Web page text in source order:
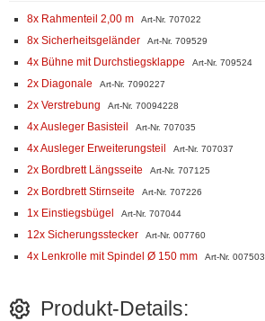
8x Rahmenteil 2,00 m Art-Nr. 707022
8x Sicherheitsgeländer Art-Nr. 709529
4x Bühne mit Durchstiegsklappe Art-Nr. 709524
2x Diagonale Art-Nr. 7090227
2x Verstrebung Art-Nr. 70094228
4x Ausleger Basisteil Art-Nr. 707035
4x Ausleger Erweiterungsteil Art-Nr. 707037
2x Bordbrett Längsseite Art-Nr. 707125
2x Bordbrett Stirnseite Art-Nr. 707226
1x Einstiegsbügel Art-Nr. 707044
12x Sicherungsstecker Art-Nr. 007760
4x Lenkrolle mit Spindel Ø 150 mm Art-Nr. 007503
Produkt-Details: